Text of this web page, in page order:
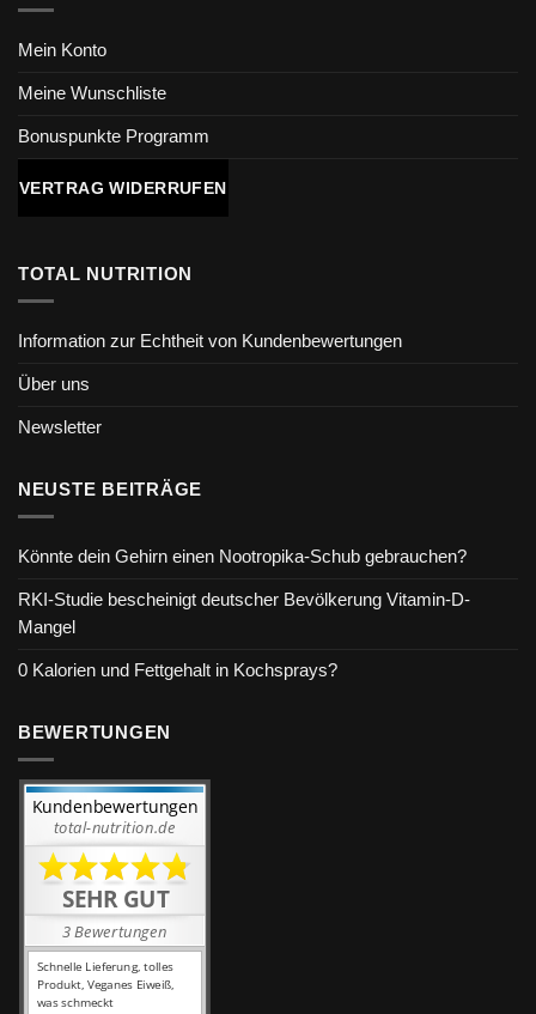
Mein Konto
Meine Wunschliste
Bonuspunkte Programm
VERTRAG WIDERRUFEN
TOTAL NUTRITION
Information zur Echtheit von Kundenbewertungen
Über uns
Newsletter
NEUSTE BEITRÄGE
Könnte dein Gehirn einen Nootropika-Schub gebrauchen?
RKI-Studie bescheinigt deutscher Bevölkerung Vitamin-D-
Mangel
0 Kalorien und Fettgehalt in Kochsprays?
BEWERTUNGEN